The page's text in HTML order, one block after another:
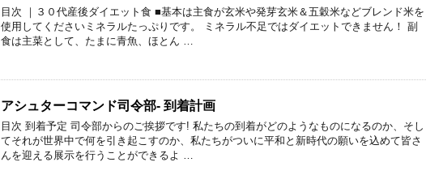
目次 ｜３０代産後ダイエット食 ■基本は主食が玄米や発芽玄米＆五穀米などブレンド米を
使用してくださいミネラルたっぷりです。 ミネラル不足ではダイエットできません！ 副
食は主菜として、たまに青魚、ほとん …
アシュターコマンド司令部- 到着計画
目次 到着予定 司令部からのご挨拶です! 私たちの到着がどのようなものになるのか、そし
てそれが世界中で何を引き起こすのか、私たちがついに平和と新時代の願いを込めて皆さ
んを迎える展示を行うことができるよ …